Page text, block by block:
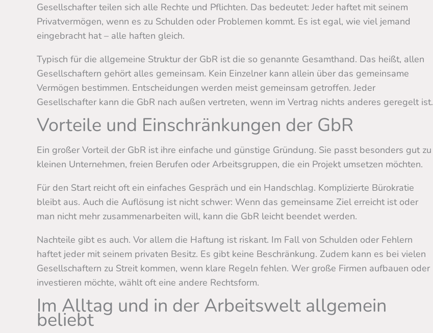
Gesellschafter teilen sich alle Rechte und Pflichten. Das bedeutet: Jeder haftet mit seinem
Privatvermögen, wenn es zu Schulden oder Problemen kommt. Es ist egal, wie viel jemand
eingebracht hat – alle haften gleich.
Typisch für die allgemeine Struktur der GbR ist die so genannte Gesamthand. Das heißt, allen
Gesellschaftern gehört alles gemeinsam. Kein Einzelner kann allein über das gemeinsame
Vermögen bestimmen. Entscheidungen werden meist gemeinsam getroffen. Jeder
Gesellschafter kann die GbR nach außen vertreten, wenn im Vertrag nichts anderes geregelt ist.
Vorteile und Einschränkungen der GbR
Ein großer Vorteil der GbR ist ihre einfache und günstige Gründung. Sie passt besonders gut zu
kleinen Unternehmen, freien Berufen oder Arbeitsgruppen, die ein Projekt umsetzen möchten.
Für den Start reicht oft ein einfaches Gespräch und ein Handschlag. Komplizierte Bürokratie
bleibt aus. Auch die Auflösung ist nicht schwer: Wenn das gemeinsame Ziel erreicht ist oder
man nicht mehr zusammenarbeiten will, kann die GbR leicht beendet werden.
Nachteile gibt es auch. Vor allem die Haftung ist riskant. Im Fall von Schulden oder Fehlern
haftet jeder mit seinem privaten Besitz. Es gibt keine Beschränkung. Zudem kann es bei vielen
Gesellschaftern zu Streit kommen, wenn klare Regeln fehlen. Wer große Firmen aufbauen oder
investieren möchte, wählt oft eine andere Rechtsform.
Im Alltag und in der Arbeitswelt allgemein
beliebt